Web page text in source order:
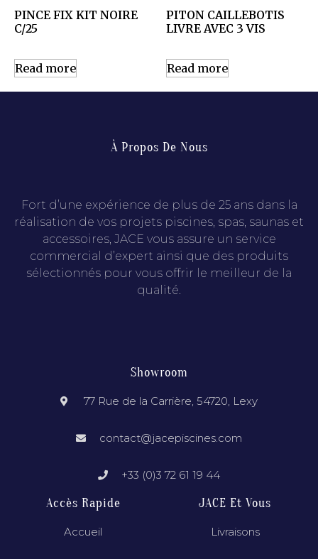
PINCE FIX KIT NOIRE
C/25
Read more
PITON CAILLEBOTIS
LIVRE AVEC 3 VIS
Read more
À Propos De Nous
Fort d’une expérience de plus de 25 ans dans la
réalisation de vos projets piscines, spas, saunas et
accessoires, JACE vous assure un service
commercial d’expert ainsi que des produits
sélectionnés pour vous offrir le meilleur de la
qualité.
Showroom
77 Rue de la Carrière, 54720, Lexy
contact@jacepiscines.com
+33 (0)3 72 61 19 44
Accès Rapide
Accueil
JACE Et Vous
Livraisons